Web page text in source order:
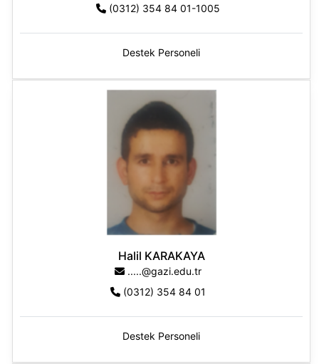
(0312) 354 84 01-1005
Destek Personeli
Halil KARAKAYA
.....@gazi.edu.tr
(0312) 354 84 01
Destek Personeli